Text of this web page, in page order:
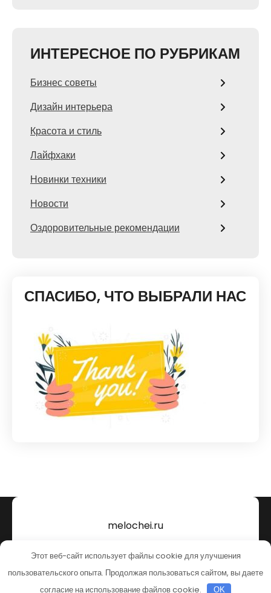
ИНТЕРЕСНОЕ ПО РУБРИКАМ
Бизнес советы
Дизайн интерьера
Красота и стиль
Лайфхаки
Новинки техники
Новости
Оздоровительные рекомендации
СПАСИБО, ЧТО ВЫБРАЛИ НАС
melochei.ru
Тема от Grace Themes
Этот веб-сайт использует файлы cookie для улучшения
пользовательского опыта. Продолжая пользоваться сайтом, вы даете
согласие на использование файлов cookie.
OK